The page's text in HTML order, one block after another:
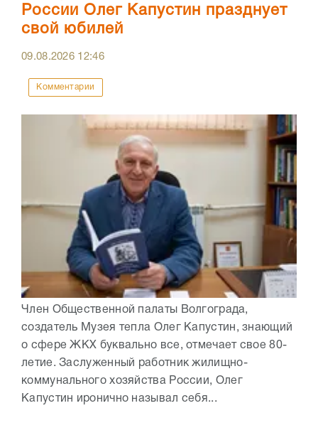
России Олег Капустин празднует
свой юбилей
09.08.2026 12:46
Комментарии
Член Общественной палаты Волгограда,
создатель Музея тепла Олег Капустин, знающий
о сфере ЖКХ буквально все, отмечает свое 80-
летие. Заслуженный работник жилищно-
коммунального хозяйства России, Олег
Капустин иронично называл себя...